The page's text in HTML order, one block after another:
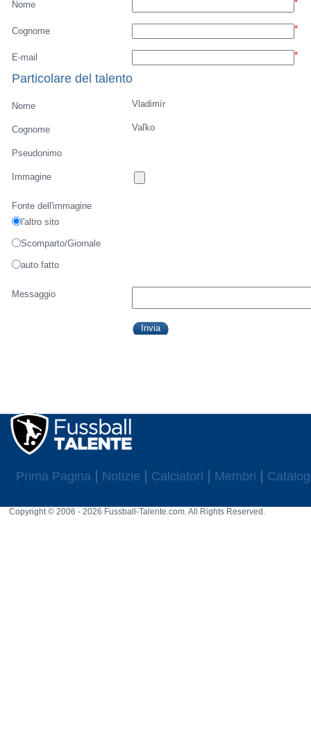
Nome *
Cognome *
E-mail *
Particolare del talento
Nome Vladimír
Cognome Vaľko
Pseudonimo
Immagine
Fonte dell'immagine
l'altro sito
Scomparto/Giornale
auto fatto
Messaggio
Prima Pagina Notizie Calciatori Membri
Copyright © 2006 - 2026 Fussball-Talente.com. All Rights Reserved.